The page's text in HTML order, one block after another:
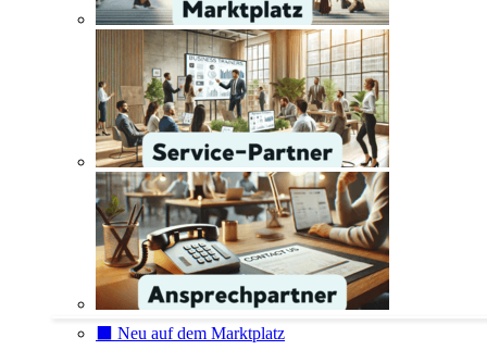
⬛️ Neu auf dem Marktplatz